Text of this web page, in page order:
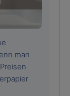
man